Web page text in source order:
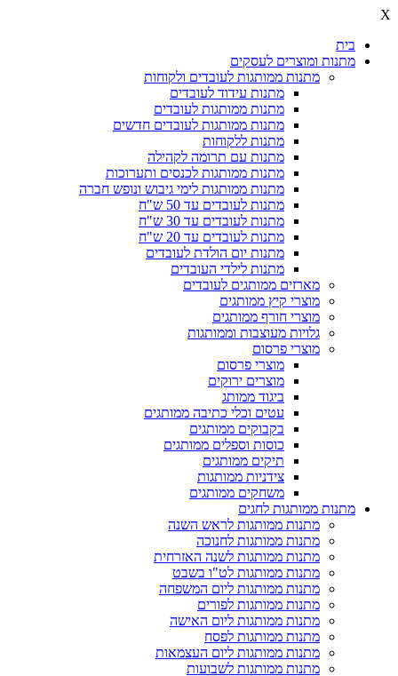
X
בית
מתנות ומוצרים לעסקים
מתנות ממותגות לעובדים ולקוחות
מתנות עידוד לעובדים
מתנות ממותגות לעובדים
מתנות ממותגות לעובדים חדשים
מתנות ללקוחות
מתנות עם תרומה לקהילה
מתנות ממותגות לכנסים ותערוכות
מתנות ממותגות לימי גיבוש ונופש חברה
מתנות לעובדים עד 50 ש"ח
מתנות לעובדים עד 30 ש"ח
מתנות לעובדים עד 20 ש"ח
מתנות יום הולדת לעובדים
מתנות לילדי העובדים
מארזים ממותגים לעובדים
מוצרי קיץ ממותגים
מוצרי חורף ממותגים
גלויות מעוצבות וממותגות
מוצרי פרסום
מוצרי פרסום
מוצרים ירוקים
ביגוד ממותג
עטים וכלי כתיבה ממותגים
בקבוקים ממותגים
כוסות וספלים ממותגים
תיקים ממותגים
צידניות ממותגות
משחקים ממותגים
מתנות ממותגות לחגים
מתנות ממותגות לראש השנה
מתנות ממותגות לחנוכה
מתנות ממותגות לשנה האזרחית
מתנות ממותגות לט"ו בשבט
מתנות ממותגות ליום המשפחה
מתנות ממותגות לפורים
מתנות ממותגות ליום האישה
מתנות ממותגות לפסח
מתנות ממותגות ליום העצמאות
מתנות ממותגות לשבועות